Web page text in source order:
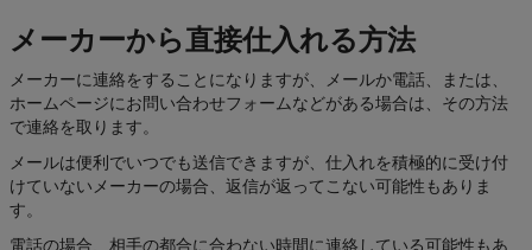
メーカーから直接仕入れる方法
メーカーに連絡をすることになりますが、メールか電話、または、
ホームページにお問い合わせフォームなどがある場合は、その方法
で連絡を取ります。
メールは便利でいつでも送信できますが、仕入れを積極的に受け付
けていないメーカーの場合、返信が返ってこない可能性もありま
す。
電話の場合、相手の都合に合わない時間に連絡している可能性もあ